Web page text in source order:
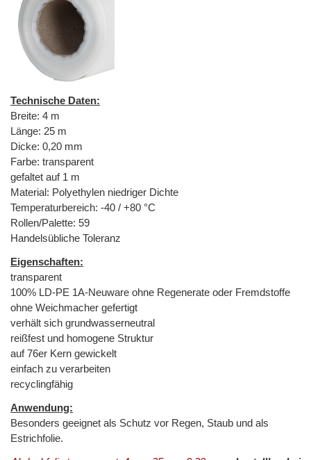
Technische Daten:
Breite: 4 m
Länge: 25 m
Dicke: 0,20 mm
Farbe: transparent
gefaltet auf 1 m
Material: Polyethylen niedriger Dichte
Temperaturbereich: -40 / +80 °C
Rollen/Palette: 59
Handelsübliche Toleranz
Eigenschaften:
transparent
100% LD-PE 1A-Neuware ohne Regenerate oder Fremdstoffe
ohne Weichmacher gefertigt
verhält sich grundwasserneutral
reißfest und homogene Struktur
auf 76er Kern gewickelt
einfach zu verarbeiten
recyclingfähig
Anwendung:
Besonders geeignet als Schutz vor Regen, Staub und als
Estrichfolie.